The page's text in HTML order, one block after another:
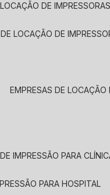
LOCAÇÃO DE
DE LOCAÇÃO DE
EMPRESAS DE
IMPRESSÃO PARA
PARA HOSPITAL